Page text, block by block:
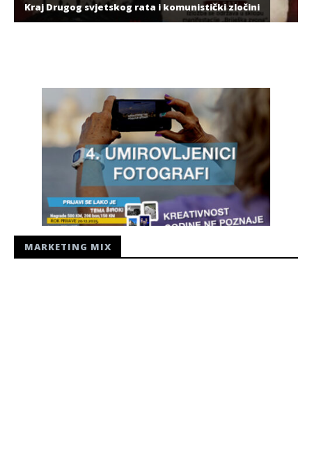
Kraj Drugog svjetskog rata i komunistički zločini
Radio Hercegovina
MARKETING MIX